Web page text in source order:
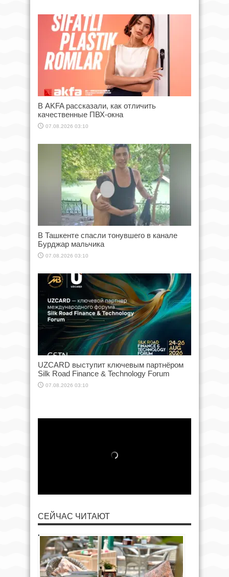
В AKFA рассказали, как отличить
качественные ПВХ-окна
07.08.2026 03:10
В Ташкенте спасли тонувшего в канале
Бурджар мальчика
07.08.2026 03:10
UZCARD выступит ключевым партнёром
Silk Road Finance & Technology Forum
07.08.2026 03:10
СЕЙЧАС ЧИТАЮТ